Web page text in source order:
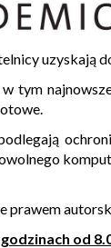
uzyskają
tym
prawem
od